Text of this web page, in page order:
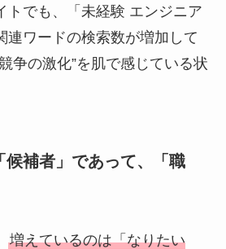
トでも、「未経験 エンジニア
連ワードの検索数が増加して
争の激化”を肌で感じている状
候補者」であって、「職
増えているのは「なりたい